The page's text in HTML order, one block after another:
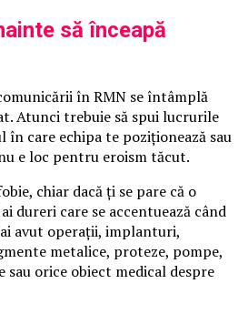
să înceapă
în RMN se întâmplă
Atunci trebuie să spui lucrurile
în care echipa te poziționează sau
e loc pentru eroism tăcut.
chiar dacă ți se pare că o
dureri care se accentuează când
avut operații, implanturi,
metalice, proteze, pompe,
orice obiect medical despre